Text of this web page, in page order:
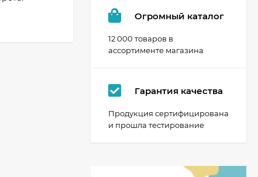
Огромный каталог
12 000 товаров в
ассортименте магазина
Гарантия качества
Продукция сертифицирована
и прошла тестирование